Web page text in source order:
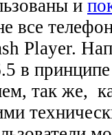
и
все
Player.
в
так же,